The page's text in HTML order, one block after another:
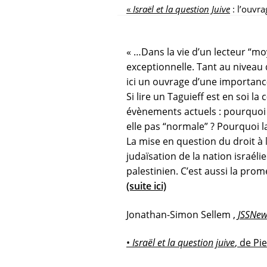
« Israël et la question Juive :
« …Dans la vie d’un lecteur
exceptionnelle. Tant au
ici un ouvrage d’une
Si lire un Taguieff est en soi la
évènements actuels : pourquoi
elle pas “normale” ? Pourquoi
La mise en question du droit à
judaïsation de la nation
palestinien. C’est aussi la
(suite ici)
Jonathan-Simon Sellem ,
• Israël et la question juive, de